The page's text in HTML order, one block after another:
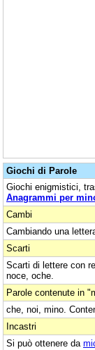
Giochi di Parole
Giochi enigmistici,
Anagrammi per
Cambi
Cambiando una
Scarti
Scarti di lettere con
noce, oche.
Parole contenute in
che, noi, mino.
Incastri
Si può ottenere da